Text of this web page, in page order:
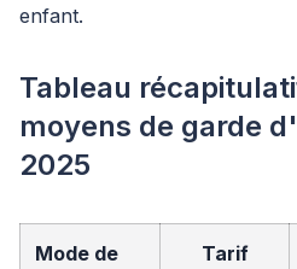
enfant.
Tableau
moyens de garde
2025
Mode de
Tarif